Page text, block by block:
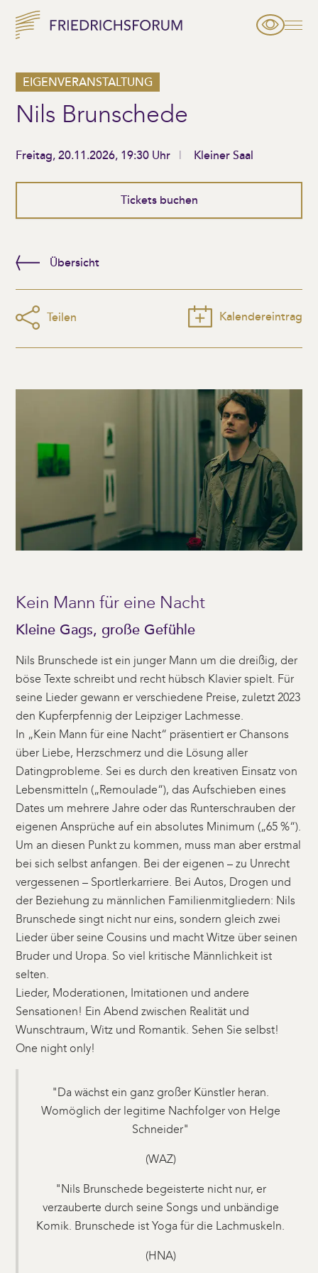
EIGENVERANSTALTUNG
Nils Brunschede
Freitag, 20.11.2026, 19:30 Uhr Kleiner Saal
Tickets buchen
Übersicht
Teilen Kalendereintrag
Kein Mann für eine Nacht
Kleine Gags, große Gefühle
Nils Brunschede ist ein junger Mann um die dreißig, der
böse Texte schreibt und recht hübsch Klavier spielt. Für
seine Lieder gewann er verschiedene Preise, zuletzt 2023
den Kupferpfennig der Leipziger Lachmesse.
In „Kein Mann für eine Nacht“ präsentiert er Chansons
über Liebe, Herzschmerz und die Lösung aller
Datingprobleme. Sei es durch den kreativen Einsatz von
Lebensmitteln („Remoulade“), das Aufschieben eines
Dates um mehrere Jahre oder das Runterschrauben der
eigenen Ansprüche auf ein absolutes Minimum („65 %“).
Um an diesen Punkt zu kommen, muss man aber erstmal
bei sich selbst anfangen. Bei der eigenen – zu Unrecht
vergessenen – Sportlerkarriere. Bei Autos, Drogen und
der Beziehung zu männlichen Familienmitgliedern: Nils
Brunschede singt nicht nur eins, sondern gleich zwei
Lieder über seine Cousins und macht Witze über seinen
Bruder und Uropa. So viel kritische Männlichkeit ist
selten.
Lieder, Moderationen, Imitationen und andere
Sensationen! Ein Abend zwischen Realität und
Wunschtraum, Witz und Romantik. Sehen Sie selbst!
One night only!
"Da wächst ein ganz großer Künstler heran.
Womöglich der legitime Nachfolger von Helge
Schneider"
(WAZ)
"Nils Brunschede begeisterte nicht nur, er
verzauberte durch seine Songs und unbändige
Komik. Brunschede ist Yoga für die Lachmuskeln.
(HNA)